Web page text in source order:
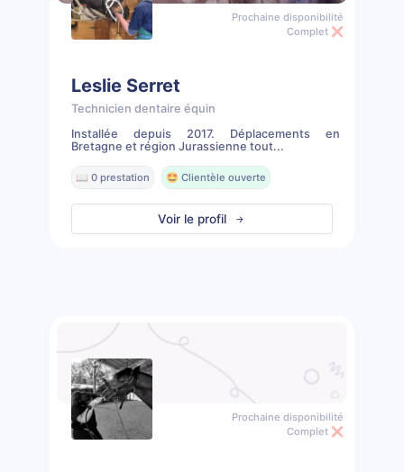
Prochaine disponibilité
Complet ❌
Leslie Serret
Technicien dentaire équin
Installée depuis 2017. Déplacements en
Bretagne et région Jurassienne tout...
📖 0 prestation 🤩 Clientèle ouverte
Voir le profil
Prochaine disponibilité
Complet ❌